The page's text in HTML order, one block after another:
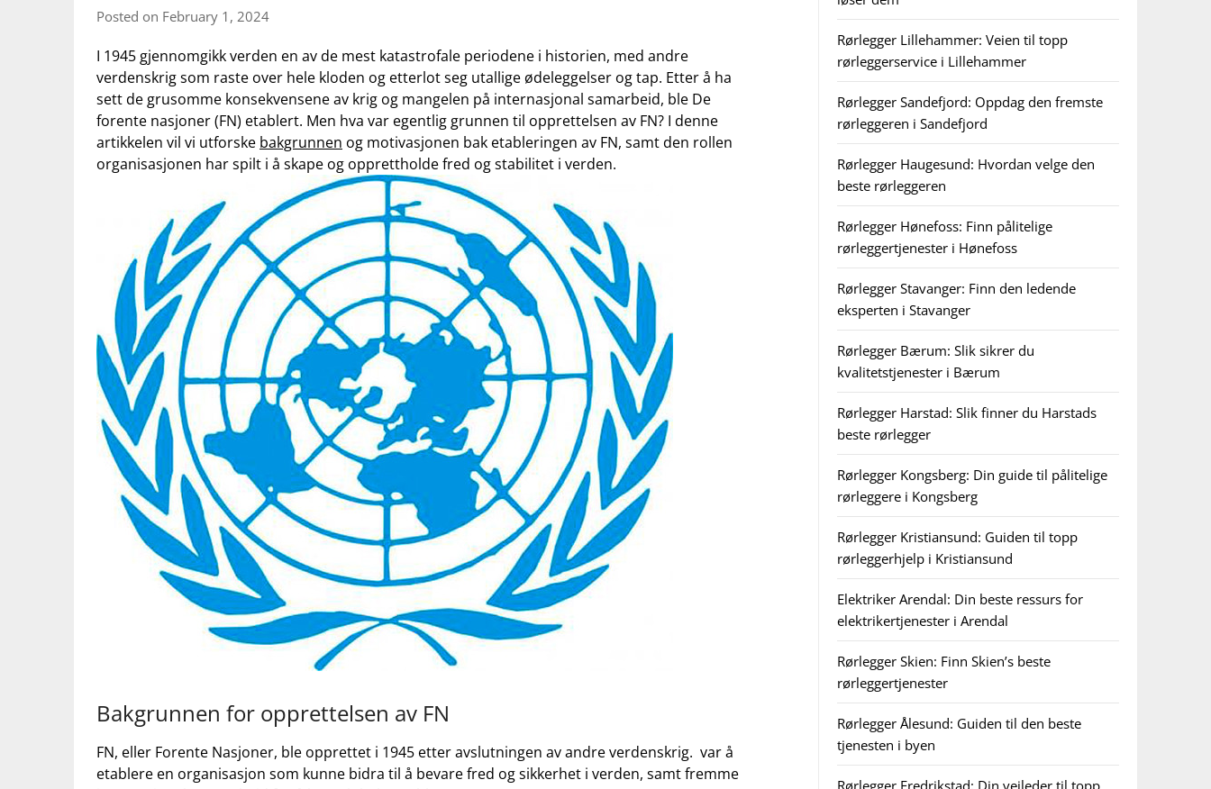
Posted on February 1, 2024
I ⁢1945 gjennomgikk verden ‍en av de mest katastrofale periodene i historien, med andre
verdenskrig som raste over hele kloden og etterlot seg⁤ utallige ødeleggelser‍ og tap. ⁤Etter ‌å ha
⁤sett ‍de⁢ grusomme konsekvensene av krig og mangelen på⁤ internasjonal ⁢samarbeid, ble De
forente nasjoner (FN) etablert.‌ Men hva var⁤ egentlig grunnen til opprettelsen av FN? I denne
artikkelen vil vi utforske bakgrunnen og motivasjonen bak etableringen av​ FN, samt ⁤den rollen
‍organisasjonen har⁤ spilt i⁣ å ⁣skape​ og opprettholde fred og stabilitet​ i verden.
Bakgrunnen for opprettelsen av FN
FN, eller Forente Nasjoner, ble opprettet i 1945 etter avslutningen av andre verdenskrig. ‍ var å
etablere en organisasjon som kunne bidra til⁢ å bevare fred og sikkerhet i verden, samt fremme
Rørlegger Lillehammer: Veien til topp
rørleggerservice i Lillehammer
Rørlegger Sandefjord: Oppdag den fremste
rørleggeren i Sandefjord
Rørlegger Haugesund: Hvordan velge den
beste rørleggeren
Rørlegger Hønefoss: Finn pålitelige
rørleggertjenester i Hønefoss
Rørlegger Stavanger: Finn den ledende
eksperten i Stavanger
Rørlegger Bærum: Slik sikrer du
kvalitetstjenester i Bærum
Rørlegger Harstad: Slik finner du Harstads
beste rørlegger
Rørlegger Kongsberg: Din guide til pålitelige
rørleggere i Kongsberg
Rørlegger Kristiansund: Guiden til topp
rørleggerhjelp i Kristiansund
Elektriker Arendal: Din beste ressurs for
elektrikertjenester i Arendal
Rørlegger Skien: Finn Skien’s beste
rørleggertjenester
Rørlegger Ålesund: Guiden til den beste
tjenesten i byen
Rørlegger Fredrikstad: Din veileder til topp